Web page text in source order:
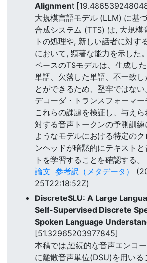
Alignment
大規模言語モデル (LLM) に基
合成システム (TTS) は, 大規模
トの処理や, 新しい話者に対す
において, 顕著な能力を示した
ベースのTSモデルは、生成し
単語、欠落した単語、不一致し
とができるため、堅牢ではない
デコーダ・トランスフォーマー
これらの課題を検証し、与え
対する音声トークンの予測訓
ようなモデルにおける特定のク
ンヘッドが暗黙的にテキスト
トを学習することを確認する。
論文 参考訳（メタデータ）
25T22:18:52Z)
DiscreteSLU: A Large
Self-Supervised Discrete
Spoken Language
[51.32965203977845]
本稿では,連続的な音声エンコ
に離散音声単位(DSU)を用いる